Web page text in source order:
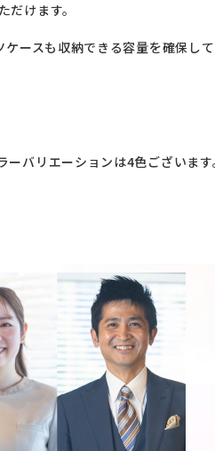
けます。
ースも収納できる容量を確保し
バリエーションは4色ございま